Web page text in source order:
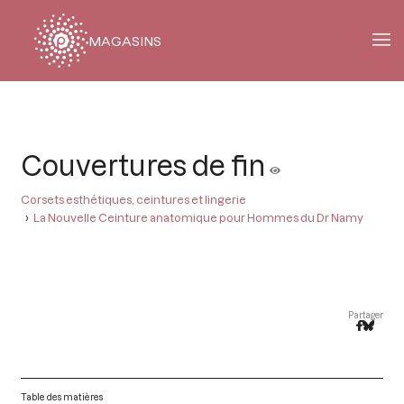
MAGASINS
Couvertures de fin
Corsets esthétiques, ceintures et lingerie
La Nouvelle Ceinture anatomique pour Hommes du Dr Namy
Partager
Table des matières